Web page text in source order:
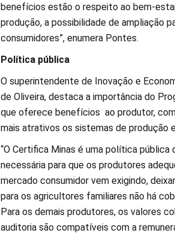
benefícios estão o respeito ao bem-
produção, a possibilidade de ampliação
consumidores”, enumera Pontes.
Política pública
O superintendente de Inovação e
de Oliveira, destaca a importância do
que oferece benefícios ao produtor,
mais atrativos os sistemas de produção
“O Certifica Minas é uma política pública
necessária para que os produtores
mercado consumidor vem exigindo,
para os agricultores familiares não há
Para os demais produtores, os valores
auditoria são compatíveis com a